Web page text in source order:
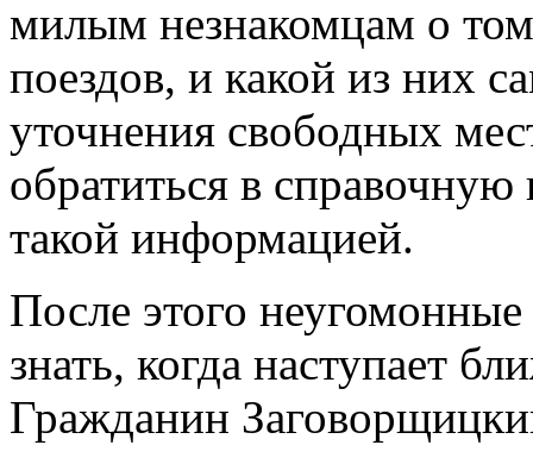
милым незнакомцам о
поездов, и какой из них
уточнения свободных
обратиться в справочную
такой информацией.
После этого
знать, когда наступает
Гражданин